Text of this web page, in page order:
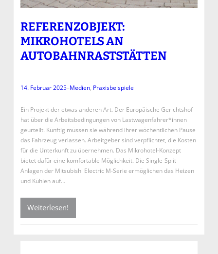
REFERENZOBJEKT:
MIKROHOTELS AN
AUTOBAHNRASTSTÄTTEN
14. Februar 2025–Medien, Praxisbeispiele
Ein Projekt der etwas anderen Art. Der Europäische Gerichtshof
hat über die Arbeitsbedingungen von Lastwagenfahrer*innen
geurteilt. Künftig müssen sie während ihrer wöchentlichen Pause
das Fahrzeug verlassen. Arbeitgeber sind verpflichtet, die Kosten
für die Unterkunft zu übernehmen. Das Mikrohotel-Konzept
bietet dafür eine komfortable Möglichkeit. Die Single-Split-
Anlagen der Mitsubishi Electric M-Serie ermöglichen das Heizen
und Kühlen auf…
Weiterlesen!